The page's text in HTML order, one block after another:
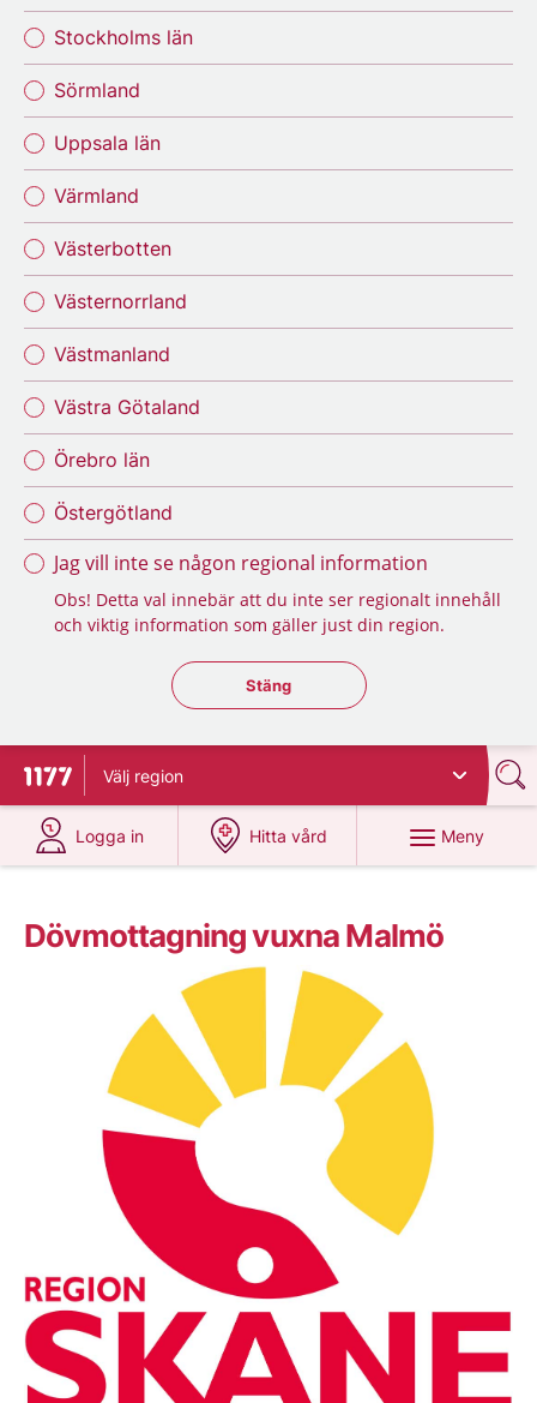
Stockholms län
Sörmland
Uppsala län
Värmland
Västerbotten
Västernorrland
Västmanland
Västra Götaland
Örebro län
Östergötland
Jag vill inte se någon regional information
Obs! Detta val innebär att du inte ser regionalt innehåll
och viktig information som gäller just din region.
Stäng regionsväljaren
Stäng
Till startsidan för 1177
Välj region
Logga in
på 1177.se
Hitta vård
på 1177.se
Meny
Dövmottagning vuxna Malmö